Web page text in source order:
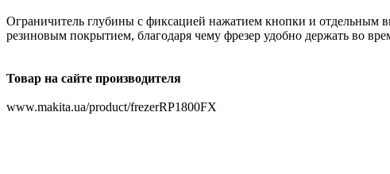
Ограничитель глубины с фиксацией нажатием кнопки и отдельным
резиновым покрытием, благодаря чему фрезер удобно держать во
Товар на сайте производителя
www.makita.ua/product/frezerRP1800FX